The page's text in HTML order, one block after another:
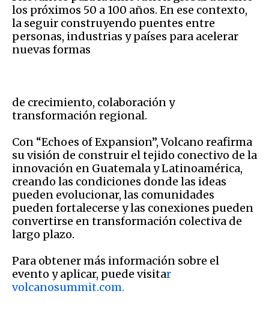
los próximos 50 a 100 años. En ese contexto,
la seguir construyendo puentes entre
personas, industrias y países para acelerar
nuevas formas
de crecimiento, colaboración y
transformación regional.
Con “Echoes of Expansion”, Volcano reafirma
su visión de construir el tejido conectivo de la
innovación en Guatemala y Latinoamérica,
creando las condiciones donde las ideas
pueden evolucionar, las comunidades
pueden fortalecerse y las conexiones pueden
convertirse en transformación colectiva de
largo plazo.
Para obtener más información sobre el
evento y aplicar, puede visitar
volcanosummit.com.